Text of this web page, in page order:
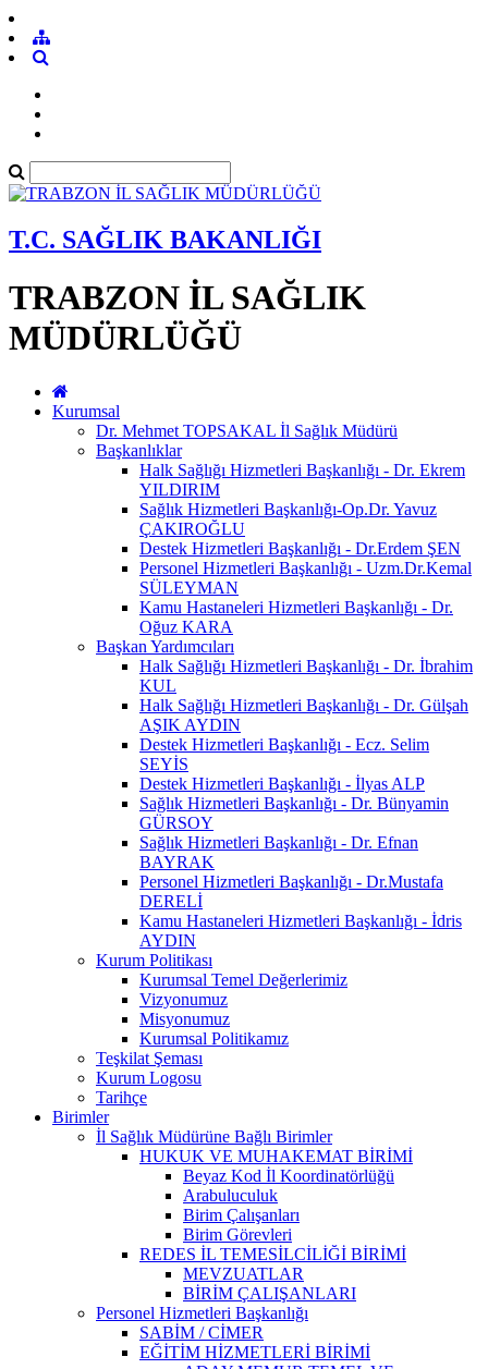
T.C. SAĞLIK BAKANLIĞI
TRABZON İL SAĞLIK
MÜDÜRLÜĞÜ
Kurumsal
Dr. Mehmet TOPSAKAL İl Sağlık Müdürü
Başkanlıklar
Halk Sağlığı Hizmetleri Başkanlığı - Dr. Ekrem
YILDIRIM
Sağlık Hizmetleri Başkanlığı-Op.Dr. Yavuz
ÇAKIROĞLU
Destek Hizmetleri Başkanlığı - Dr.Erdem ŞEN
Personel Hizmetleri Başkanlığı - Uzm.Dr.Kemal
SÜLEYMAN
Kamu Hastaneleri Hizmetleri Başkanlığı - Dr.
Oğuz KARA
Başkan Yardımcıları
Halk Sağlığı Hizmetleri Başkanlığı - Dr. İbrahim
KUL
Halk Sağlığı Hizmetleri Başkanlığı - Dr. Gülşah
AŞIK AYDIN
Destek Hizmetleri Başkanlığı - Ecz. Selim
SEYİS
Destek Hizmetleri Başkanlığı - İlyas ALP
Sağlık Hizmetleri Başkanlığı - Dr. Bünyamin
GÜRSOY
Sağlık Hizmetleri Başkanlığı - Dr. Efnan
BAYRAK
Personel Hizmetleri Başkanlığı - Dr.Mustafa
DERELİ
Kamu Hastaneleri Hizmetleri Başkanlığı - İdris
AYDIN
Kurum Politikası
Kurumsal Temel Değerlerimiz
Vizyonumuz
Misyonumuz
Kurumsal Politikamız
Teşkilat Şeması
Kurum Logosu
Tarihçe
Birimler
İl Sağlık Müdürüne Bağlı Birimler
HUKUK VE MUHAKEMAT BİRİMİ
Beyaz Kod İl Koordinatörlüğü
Arabuluculuk
Birim Çalışanları
Birim Görevleri
REDES İL TEMESİLCİLİĞİ BİRİMİ
MEVZUATLAR
BİRİM ÇALIŞANLARI
Personel Hizmetleri Başkanlığı
SABİM / CİMER
EĞİTİM HİZMETLERİ BİRİMİ